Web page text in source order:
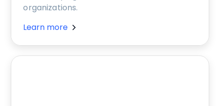
organizations.
Learn more